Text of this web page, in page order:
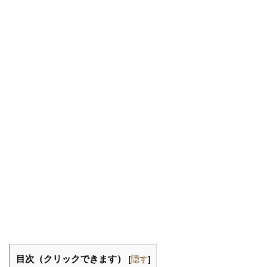
目次（クリックできます） [隠す]